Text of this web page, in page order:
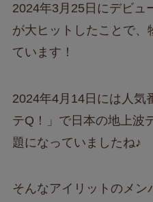
2024年3月25日にデビュ
が大ヒットしたことで
ています！
2024年4月14日には人気
テQ！」で日本の地上波
題になっていましたね♪
そんなアイリットのメン